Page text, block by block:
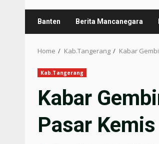
Banten Berita Mancanegara
Home Kab.Tangerang Kabar
Kab.Tangerang
Kabar
Pasar